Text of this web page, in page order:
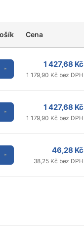
Cena
1 427,68 Kč
1 179,90 Kč bez DPH
1 427,68 Kč
1 179,90 Kč bez DPH
46,28 Kč
38,25 Kč bez DPH